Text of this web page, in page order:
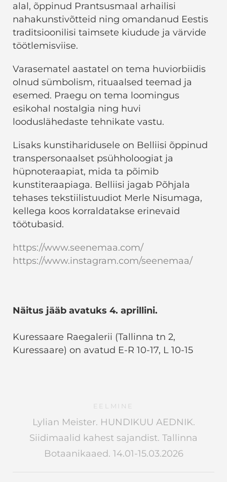
alal, õppinud Prantsusmaal arhailisi
nahakunstivõtteid ning omandanud Eestis
traditsioonilisi taimsete kiudude ja värvide
töötlemisviise.
Varasematel aastatel on tema huviorbiidis
olnud sümbolism, rituaalsed teemad ja
esemed. Praegu on tema loomingus
esikohal nostalgia ning huvi
looduslähedaste tehnikate vastu.
Lisaks kunstiharidusele on Belliisi õppinud
transpersonaalset psühholoogiat ja
hüpnoteraapiat, mida ta põimib
kunstiteraapiaga. Belliisi jagab Põhjala
tehases tekstiilistuudiot Merle Nisumaga,
kellega koos korraldatakse erinevaid
töötubasid.
https://www.seenemaa.com/
https://www.instagram.com/seenemaa/
Näitus jääb avatuks 4. aprillini.
Kuressaare Raegalerii (Tallinna tn 2,
Kuressaare) on avatud E-R 10-17, L 10-15
EELMINE
Lylian Meister. HUNDIKUU AEDNIK.
Siidimaalid kahest sajandist. Tallinna
Botaanikaaed. 14.01-15.03.2026